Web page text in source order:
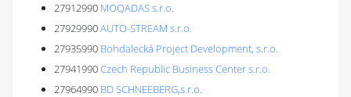
27912990 MOQADAS s.r.o.
27929990AUTO-STREAM s.r.o.
27935990 Bohdalecká Project Development, s.r.o.
27941990Czech Republic Business Center s.r.o.
27964990 BD SCHNEEBERG,s.r.o.